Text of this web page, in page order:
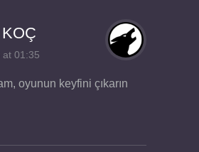
at 01:35
oyunun keyfini çıkarın